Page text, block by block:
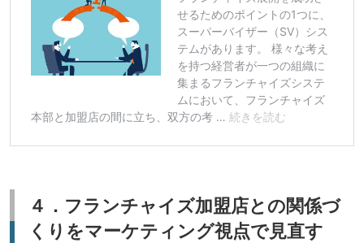
４．フランチャイズ加盟店との関係づ
くりをマーケティング視点で見直す